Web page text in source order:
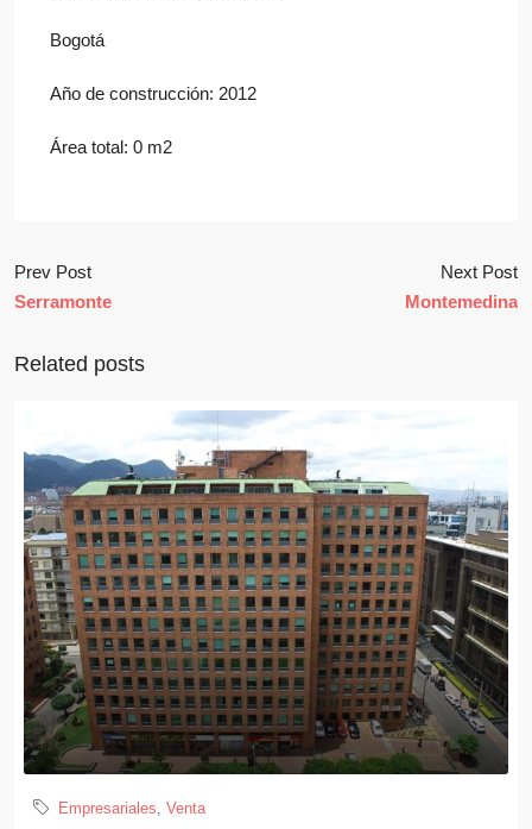
Bogotá
Año de construcción: 2012
Área total: 0 m2
Prev Post
Serramonte
Next Post
Montemedina
Related posts
Empresariales, Venta